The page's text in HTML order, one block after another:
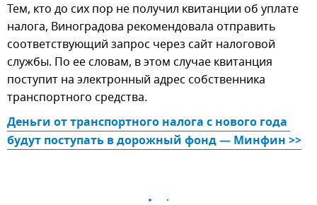
Тем, кто до сих пор не получил квитанции об уплате
налога, Виноградова рекомендовала отправить
соответствующий запрос через сайт налоговой
службы. По ее словам, в этом случае квитанция
поступит на электронный адрес собственника
транспортного средства.
Деньги от транспортного налога с нового года
будут поступать в дорожный фонд — Минфин >>